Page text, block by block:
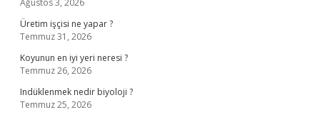
Ağustos 3, 2026
Üretim işçisi ne yapar ?
Temmuz 31, 2026
Koyunun en iyi yeri neresi ?
Temmuz 26, 2026
Indüklenmek nedir biyoloji ?
Temmuz 25, 2026